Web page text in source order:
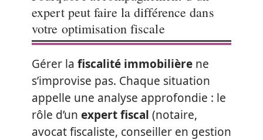
expert peut faire la différence dans
votre optimisation fiscale
Gérer la fiscalité immobilière ne
s’improvise pas. Chaque situation
appelle une analyse approfondie : le
rôle d’un expert fiscal (notaire,
avocat fiscaliste, conseiller en gestion